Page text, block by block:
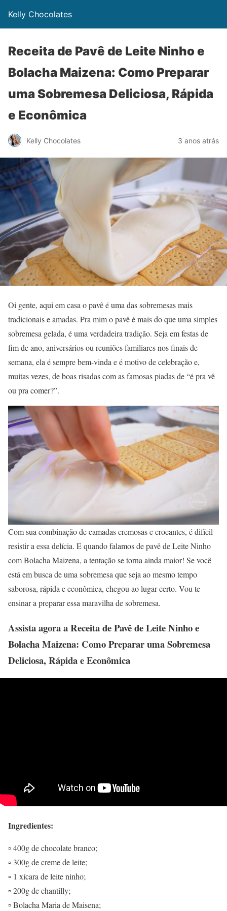
Kelly Chocolates
Receita de Pavê de Leite Ninho e
Bolacha Maizena: Como Preparar
uma Sobremesa Deliciosa, Rápida
e Econômica
Kelly Chocolates 3 anos atrás
Oi gente, aqui em casa o pavê é uma das sobremesas mais
tradicionais e amadas. Pra mim o pavê é mais do que uma simples
sobremesa gelada, é uma verdadeira tradição. Seja em festas de
fim de ano, aniversários ou reuniões familiares nos finais de
semana, ela é sempre bem-vinda e é motivo de celebração e,
muitas vezes, de boas risadas com as famosas piadas de “é pra vê
ou pra comer?”.
Com sua combinação de camadas cremosas e crocantes, é difícil
resistir a essa delícia. E quando falamos de pavê de Leite Ninho
com Bolacha Maizena, a tentação se torna ainda maior! Se você
está em busca de uma sobremesa que seja ao mesmo tempo
saborosa, rápida e econômica, chegou ao lugar certo. Vou te
ensinar a preparar essa maravilha de sobremesa.
Assista agora a Receita de Pavê de Leite Ninho e
Bolacha Maizena: Como Preparar uma Sobremesa
Deliciosa, Rápida e Econômica
Ingredientes:
▫️ 400g de chocolate branco;
▫️ 300g de creme de leite;
▫️ 1 xícara de leite ninho;
▫️ 200g de chantilly;
▫️ Bolacha Maria de Maisena;